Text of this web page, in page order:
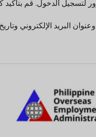
لتسجيل الدخول. قم
البريد الإلكتروني